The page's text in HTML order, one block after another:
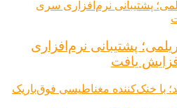
پشتیبانی نرم‌افزاری